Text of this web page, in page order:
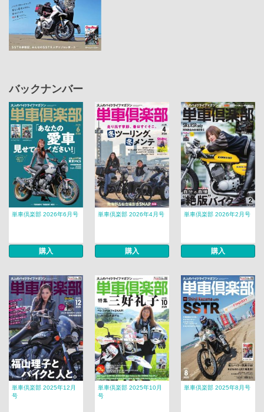
バックナンバー
単車倶楽部 2026年6月号
購入
単車倶楽部 2026年4月号
購入
単車倶楽部 2026年2月号
購入
単車倶楽部 2025年12月
号
単車倶楽部 2025年10月
号
単車倶楽部 2025年8月号